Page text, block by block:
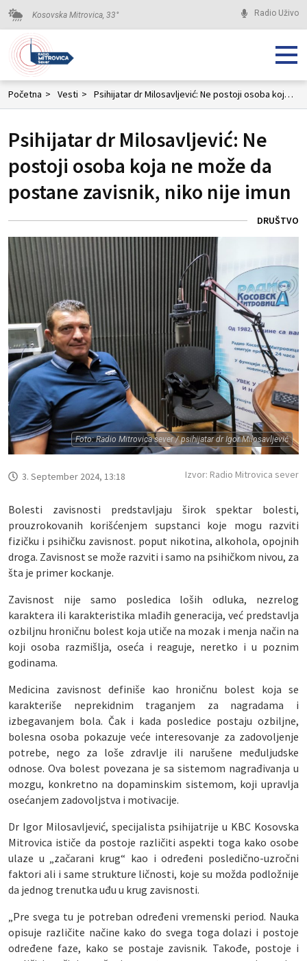
Kosovska Mitrovica, 33° Radio Uživo
Početna > Vesti > Psihijatar dr Milosavljević: Ne postoji osoba koja ne može da postane zavisnik, niko nije imun
Psihijatar dr Milosavljević: Ne
postoji osoba koja ne može da
postane zavisnik, niko nije imun
DRUŠTVO
Foto: Radio Mitrovica sever / psihijatar dr Igor Milosavljević
3. September 2024, 13:18 Izvor: Radio Mitrovica sever
Bolesti zavisnosti predstavljaju širok spektar bolesti,
prouzrokovanih korišćenjem supstanci koje mogu razviti
fizičku i psihičku zavisnost. poput nikotina, alkohola, opojnih
droga. Zavisnost se može razviti i samo na psihičkom nivou, za
šta je primer kockanje.
Zavisnost nije samo posledica loših odluka, nezrelog
karaktera ili karakteristika mlađih generacija, već predstavlja
ozbiljnu hroničnu bolest koja utiče na mozak i menja način na
koji osoba razmišlja, oseća i reaguje, neretko i u poznim
godinama.
Medicina zavisnost definiše kao hroničnu bolest koja se
karakteriše neprekidnim traganjem za nagradama i
izbegavanjem bola. Čak i kada posledice postaju ozbiljne,
bolesna osoba pokazuje veće interesovanje za zadovoljenje
potrebe, nego za loše zdravlje ili narušene međuljudske
odnose. Ova bolest povezana je sa sistemom nagrađivanja u
mozgu, konkretno na dopaminskim sistemom, koji upravlja
osećanjem zadovoljstva i motivacije.
Dr Igor Milosavljević, specijalista psihijatrije u KBC Kosovska
Mitrovica ističe da postoje različiti aspekti toga kako osobe
ulaze u „začarani krug“ kao i određeni posledično-uzročni
faktori ali i same strukture ličnosti, koje su možda podložnije
da jednog trenutka uđu u krug zavisnosti.
„Pre svega tu je potreban određeni vremenski period. Nauka
opisuje različite načine kako do svega toga dolazi i postoje
određene faze, kako se postaje zavisnik. Takođe, postoje i